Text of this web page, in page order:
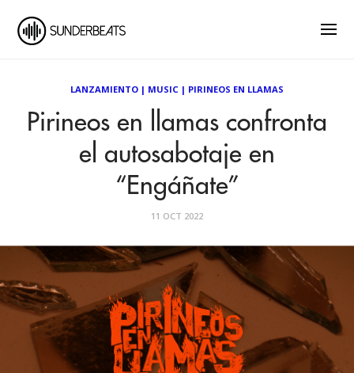
LANZAMIENTO | MUSIC | PIRINEOS EN LLAMAS
Pirineos en llamas confronta
el autosabotaje en
“Engáñate”
11 OCT 2022